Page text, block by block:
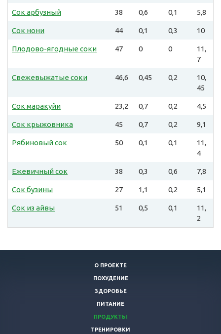
Сок арбузный 38 0,6 0,1 5,8
Сок нони 44 0,1 0,3 10
Плодово-ягодные соки 47 0 0
11,
7
Свежевыжатые соки 46,6 0,45 0,2
10,
45
Cок маракуйи 23,2 0,7 0,2 4,5
Сок крыжовника 45 0,7 0,2 9,1
Рябиновый сок 50 0,1 0,1
11,
4
Ежевичный сок 38 0,3 0,6 7,8
Сок бузины 27 1,1 0,2 5,1
Сок из айвы 51 0,5 0,1
11,
2
О ПРОЕКТЕ
ПОХУДЕНИЕ
ЗДОРОВЬЕ
ПИТАНИЕ
ПРОДУКТЫ
ТРЕНИРОВКИ